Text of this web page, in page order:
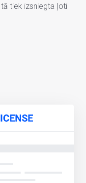
tiek izsniegta ļoti